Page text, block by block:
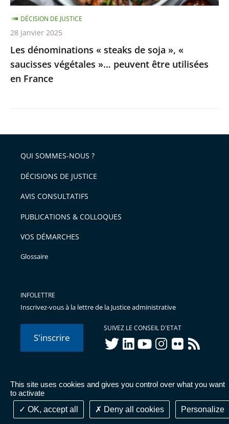
This site uses cookies and gives you control over what you want
to activate
OK, accept all
Deny all cookies Personalize
végétales
»…
peuvent
être
utilisées
en
Les dénominations « steaks de soja », «
saucisses végétales »… peuvent être utilisées
en France
DÉCISION DE JUSTICE
28 janvier 2025
QUI SOMMES-NOUS ?
DÉCISIONS DE JUSTICE
AVIS CONSULTATIFS
PUBLICATIONS & COLLOQUES
VOS DÉMARCHES
Glossaire
INFOLETTRE
Inscrivez-vous à la lettre de la Justice administrative
S'inscrire
SUIVEZ LE CONSEIL D'ETAT
twitterlinkedInyoutubeinstagram
flickr rss
© Conseil d'État 2026 - Mentions légales
Données
personnelles-Publications administratives-Accessibilité :
partiellement conforme